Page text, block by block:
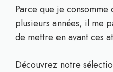
Parce que je consomme
plusieurs années, il me
de mettre en avant ces
Découvrez notre